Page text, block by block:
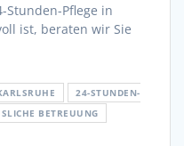
Stunden-Pflege in
ist, beraten wir Sie
24-STUNDEN-
BETREUUNG